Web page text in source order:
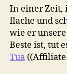
In einer Zeit,
flache und
wie er
Beste ist, tut
Tua